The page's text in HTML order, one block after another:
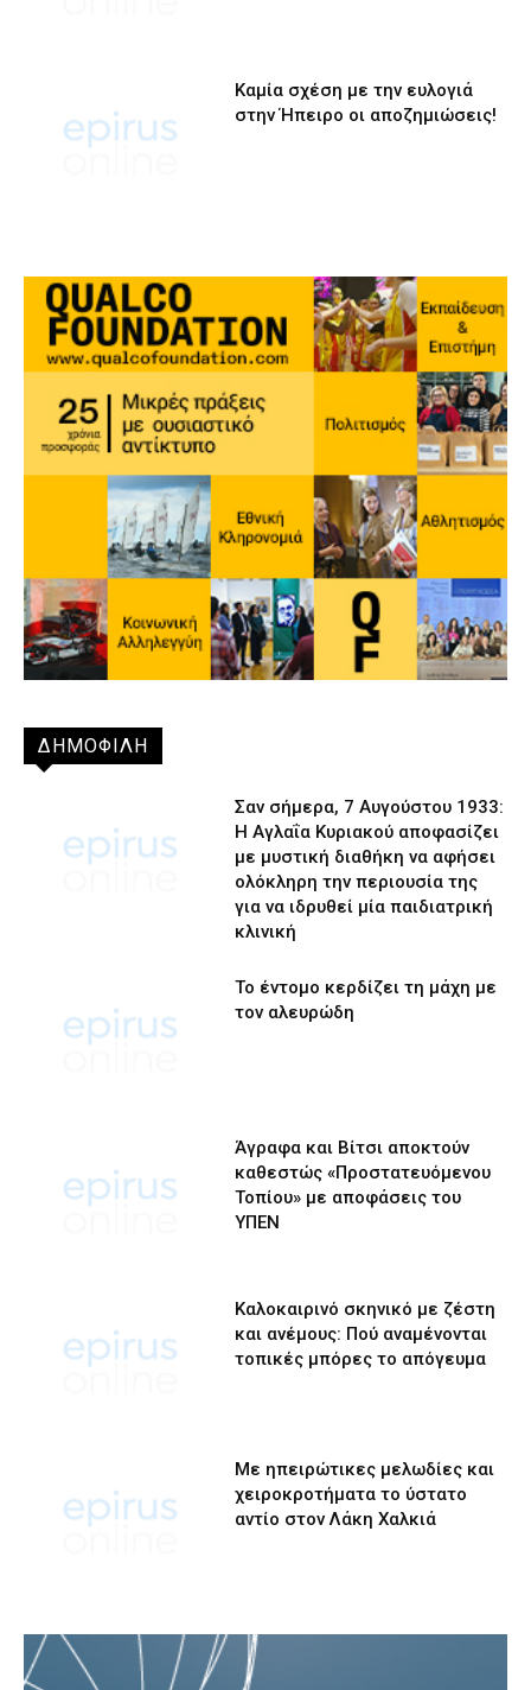
Καμία σχέση με την ευλογιά
στην Ήπειρο οι αποζημιώσεις!
ΔΗΜΟΦΙΛΗ
Σαν σήμερα, 7 Αυγούστου 1933:
Η Αγλαΐα Κυριακού αποφασίζει
με μυστική διαθήκη να αφήσει
ολόκληρη την περιουσία της
για να ιδρυθεί μία παιδιατρική
κλινική
Το έντομο κερδίζει τη μάχη με
τον αλευρώδη
Άγραφα και Βίτσι αποκτούν
καθεστώς «Προστατευόμενου
Τοπίου» με αποφάσεις του
ΥΠΕΝ
Καλοκαιρινό σκηνικό με ζέστη
και ανέμους: Πού αναμένονται
τοπικές μπόρες το απόγευμα
Με ηπειρώτικες μελωδίες και
χειροκροτήματα το ύστατο
αντίο στον Λάκη Χαλκιά